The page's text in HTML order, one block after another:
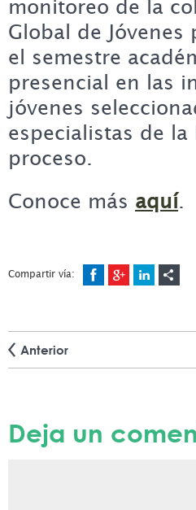
monitoreo de la
Global de
el semestre
presencial en las
jóvenes
especialistas de la
proceso.
Conoce más aquí.
Compartir vía:
Anterior
Deja un